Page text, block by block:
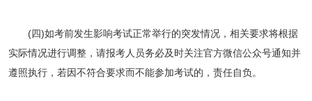
(四)如考前发生影响考试正常举行的突发情况，相关要求将根据
实际情况进行调整，请报考人员务必及时关注官方微信公众号通知并
遵照执行，若因不符合要求而不能参加考试的，责任自负。